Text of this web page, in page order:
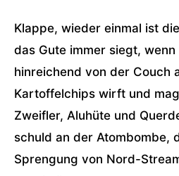
Klappe, wieder einmal ist
das Gute immer siegt, wenn
hinreichend von der Couch
Kartoffelchips wirft und
Zweifler, Aluhüte und
schuld an der Atombombe,
Sprengung von Nord-